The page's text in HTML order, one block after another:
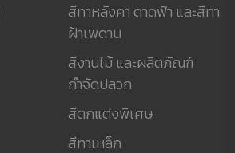
สีทาหลังคา ดาดฟ้า และสีทา
ฝ้าเพดาน
สีงานไม้ และผลิตภัณฑ์
กำจัดปลวก
สีตกแต่งพิเศษ
สีทาเหล็ก